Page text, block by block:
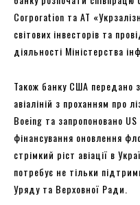
Corporation та АТ
світових інвесторів та
діяльності Міністерства
Також банку США передано
авіаліній з проханням про
Boeing та запропоновано
фінансування оновлення
стрімкий ріст авіації в
потребує не тільки
Уряду та Верховної Ради.